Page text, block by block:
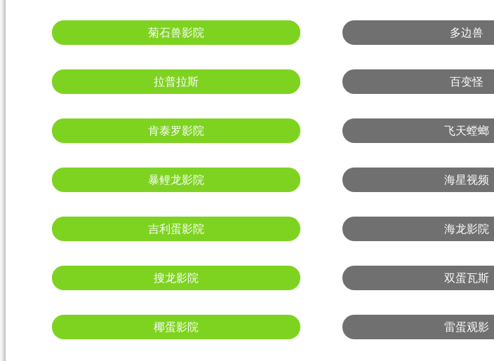
菊石兽影院 多边兽
拉普拉斯 百变怪
肯泰罗影院 飞天螳螂
暴鲤龙影院 海星视频
吉利蛋影院 海龙影院
搜龙影院 双蛋瓦斯
椰蛋影院 雷蛋观影